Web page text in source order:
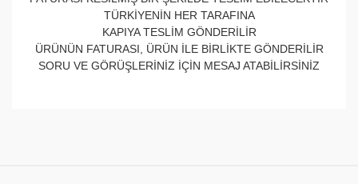
TÜRKİYENİN HER TARAFINA
KAPIYA TESLİM GÖNDERİLİR
ÜRÜNÜN FATURASI, ÜRÜN İLE BİRLİKTE GÖNDERİLİR
SORU VE GÖRÜŞLERİNİZ İÇİN MESAJ ATABİLİRSİNİZ